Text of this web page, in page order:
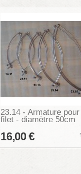
23.14 - Armature pour
filet - diamètre 50cm
16,00 €